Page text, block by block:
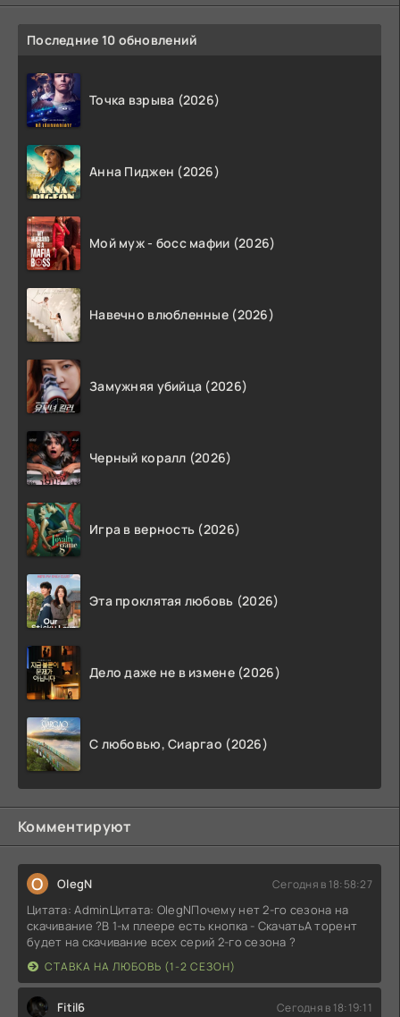
Последние 10 обновлений
Точка взрыва (2026)
Анна Пиджен (2026)
Мой муж - босс мафии (2026)
Навечно влюбленные (2026)
Замужняя убийца (2026)
Черный коралл (2026)
Игра в верность (2026)
Эта проклятая любовь (2026)
Дело даже не в измене (2026)
С любовью, Сиаргао (2026)
Комментируют
O OlegN Сегодня в 18:58:27
Цитата: AdminЦитата: OlegNПочему нет 2-го сезона на
скачивание ?В 1-м плеере есть кнопка - СкачатьА торент
будет на скачивание всех серий 2-го сезона ?
СТАВКА НА ЛЮБОВЬ (1-2 СЕЗОН)
Fitil6 Сегодня в 18:19:11